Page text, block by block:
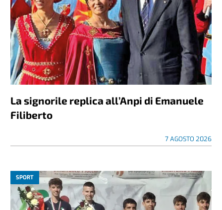
La signorile replica all’Anpi di Emanuele
Filiberto
7 AGOSTO 2026
SPORT